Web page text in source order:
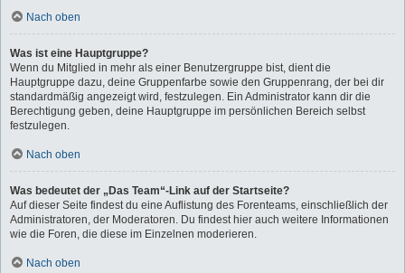
Nach oben
Was ist eine Hauptgruppe?
Wenn du Mitglied in mehr als einer Benutzergruppe bist, dient die
Hauptgruppe dazu, deine Gruppenfarbe sowie den Gruppenrang, der bei dir
standardmäßig angezeigt wird, festzulegen. Ein Administrator kann dir die
Berechtigung geben, deine Hauptgruppe im persönlichen Bereich selbst
festzulegen.
Nach oben
Was bedeutet der „Das Team“-Link auf der Startseite?
Auf dieser Seite findest du eine Auflistung des Forenteams, einschließlich der
Administratoren, der Moderatoren. Du findest hier auch weitere Informationen
wie die Foren, die diese im Einzelnen moderieren.
Nach oben